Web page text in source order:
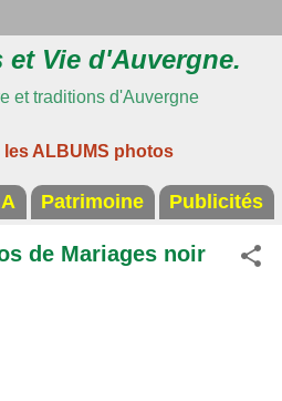
et Vie d'Auvergne.
et traditions d'Auvergne
ALBUMS photos
Patrimoine Publicités
de Mariages noir